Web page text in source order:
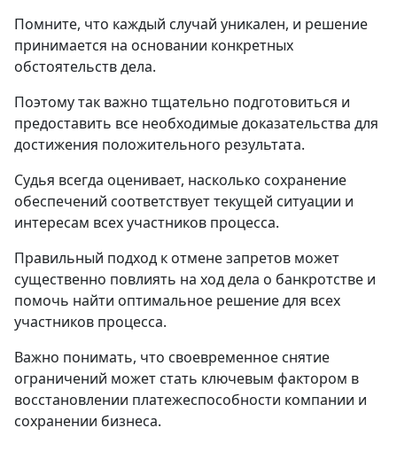
Помните, что каждый случай уникален, и решение
принимается на основании конкретных
обстоятельств дела.
Поэтому так важно тщательно подготовиться и
предоставить все необходимые доказательства для
достижения положительного результата.
Судья всегда оценивает, насколько сохранение
обеспечений соответствует текущей ситуации и
интересам всех участников процесса.
Правильный подход к отмене запретов может
существенно повлиять на ход дела о банкротстве и
помочь найти оптимальное решение для всех
участников процесса.
Важно понимать, что своевременное снятие
ограничений может стать ключевым фактором в
восстановлении платежеспособности компании и
сохранении бизнеса.